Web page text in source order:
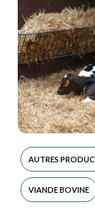
AUTRES
VIANDE BOVINE